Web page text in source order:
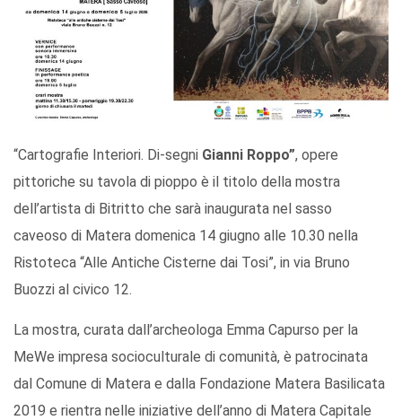
“Cartografie Interiori. Di-segni Gianni Roppo”, opere
pittoriche su tavola di pioppo è il titolo della mostra
dell’artista di Bitritto che sarà inaugurata nel sasso
caveoso di Matera domenica 14 giugno alle 10.30 nella
Ristoteca “Alle Antiche Cisterne dai Tosi”, in via Bruno
Buozzi al civico 12.
La mostra, curata dall’archeologa Emma Capurso per la
MeWe impresa socioculturale di comunità, è patrocinata
dal Comune di Matera e dalla Fondazione Matera Basilicata
2019 e rientra nelle iniziative dell’anno di Matera Capitale